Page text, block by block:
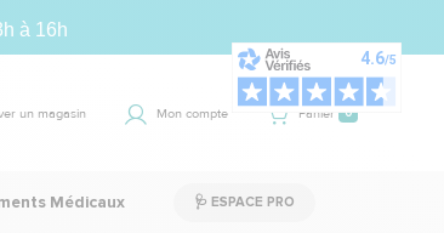
à 16h
un magasin Mon compte Panier 0
Médicaux 🩺 ESPACE PRO